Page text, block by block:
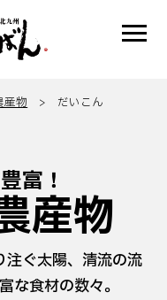
産物 > だいこん
富！
産物
注ぐ太陽、清流の流
な食材の数々。